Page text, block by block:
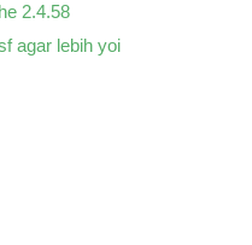
2.4.58
agar lebih yoi